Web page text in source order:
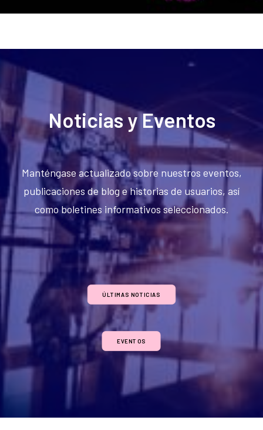
Noticias y Eventos
Manténgase actualizado sobre nuestros eventos,
publicaciones de blog e historias de usuarios, así
como boletines informativos seleccionados.
ÚLTIMAS NOTICIAS
EVENTOS